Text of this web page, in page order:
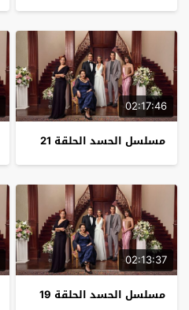
02:17:46
مسلسل الحسد الحلقة 21
02:13:37
مسلسل الحسد الحلقة 19